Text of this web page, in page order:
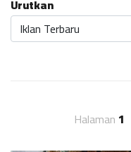
Urutkan
Halaman 1